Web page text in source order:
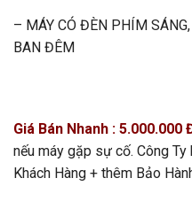
– MÁY CÓ ĐÈN PHÍM
BAN ĐÊM
Giá Bán Nhanh : 5.000.000
nếu máy gặp sự cố. Công
Khách Hàng + thêm Bảo